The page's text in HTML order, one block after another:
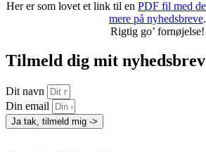
Her er som lovet et link til en PDF fil med
mere på nyhedsbreve.
Rigtig go’ fornøjelse!
Tilmeld dig mit nyhedsbrev
Dit navn
Din email
Ja tak, tilmeld mig ->